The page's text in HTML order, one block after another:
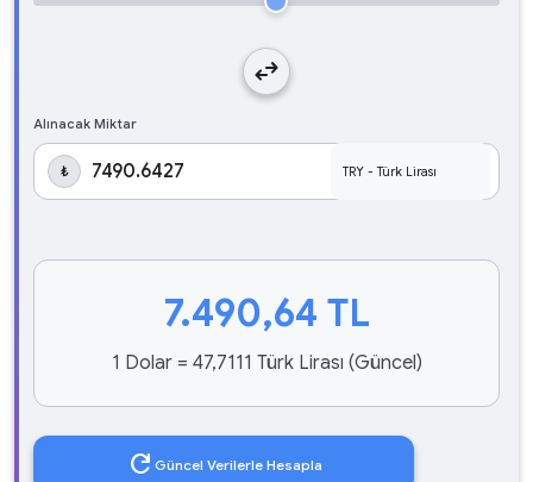
swap_horiz
Alınacak Miktar
₺
7.490,64 TL
1 Dolar = 47,7111 Türk Lirası (Güncel)
refresh Güncel Verilerle Hesapla